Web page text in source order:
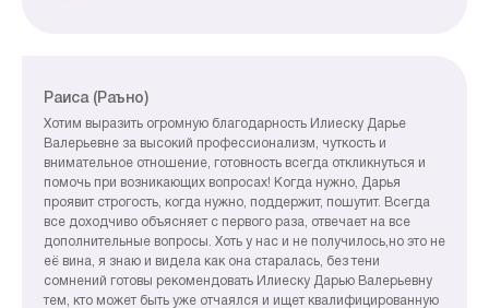
Раиса (Раъно)
Хотим выразить огромную благодарность Илиеску Дарье
Валерьевне за высокий профессионализм, чуткость и
внимательное отношение, готовность всегда откликнуться и
помочь при возникающих вопросах! Когда нужно, Дарья
проявит строгость, когда нужно, поддержит, пошутит. Всегда
все доходчиво объясняет с первого раза, отвечает на все
дополнительные вопросы. Хоть у нас и не получилось,но это не
её вина, я знаю и видела как она старалась, без тени
сомнений готовы рекомендовать Илиеску Дарью Валерьевну
тем, кто может быть уже отчаялся и ищет квалифицированную